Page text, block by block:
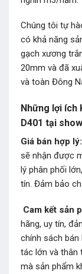
Chúng tôi tự
có khả năng
gạch xương
20mm và đã
và toàn Đông
Những lợi ích
D401 tại
Giá bán hợp lý:
sẽ nhận được
lý phân phối
tín. Đảm bảo
Cam kết sản
hãng, uy tín,
chính sách
tác lớn và thân
mà sản phẩm